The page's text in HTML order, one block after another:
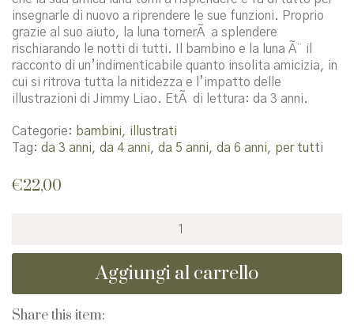
insegnarle di nuovo a riprendere le sue funzioni. Proprio
grazie al suo aiuto, la luna tornerÃ a splendere
rischiarando le notti di tutti. Il bambino e la luna Ã¨ il
racconto di un’indimenticabile quanto insolita amicizia, in
cui si ritrova tutta la nitidezza e l’impatto delle
illustrazioni di Jimmy Liao. EtÃ di lettura: da 3 anni.
Categorie: bambini, illustrati
Tag: da 3 anni, da 4 anni, da 5 anni, da 6 anni, per tutti
€22,00
e
a
Aggiungi al carrello
Share this item: